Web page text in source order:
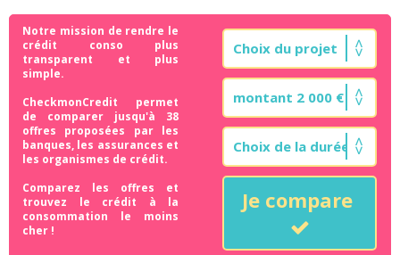
Notre mission de rendre le
crédit conso plus
transparent et plus
simple.
CheckmonCredit permet
de comparer jusqu'à 38
offres proposées par les
banques, les assurances et
les organismes de crédit.
Comparez les offres et
trouvez le crédit à la
consommation le moins
cher !
Je compare